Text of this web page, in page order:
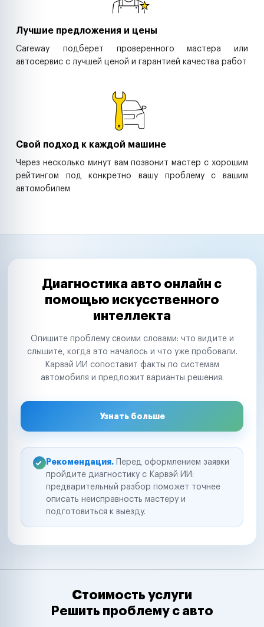
Лучшие предложения и цены
Careway подберет проверенного мастера или
автосервис с лучшей ценой и гарантией качества работ
Свой подход к каждой машине
Через несколько минут вам позвонит мастер с хорошим
рейтингом под конкретно вашу проблему с вашим
автомобилем
Диагностика авто онлайн с
помощью искусственного
интеллекта
Опишите проблему своими словами: что видите и
слышите, когда это началось и что уже пробовали.
Карвэй ИИ сопоставит факты по системам
автомобиля и предложит варианты решения.
Узнать больше
Рекомендация. Перед оформлением заявки
пройдите диагностику с Карвэй ИИ:
предварительный разбор поможет точнее
описать неисправность мастеру и
подготовиться к выезду.
Стоимость услуги
Решить проблему с авто